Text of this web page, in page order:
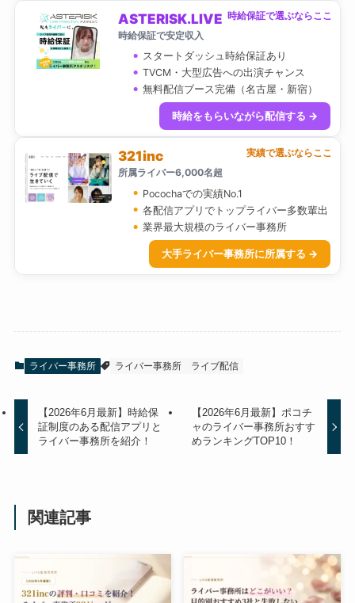
時給保証で選ぶならここ
ASTERISK.LIVE
時給保証で安定収入
スタートダッシュ時給保証あり
TVCM・大型広告への出演チャンス
無料配信ブース完備（名古屋・新宿）
時給をもらいながら配信する →
実績で選ぶならここ
321inc
所属ライバー6,000名超
Pocochaでの実績No.1
各配信アプリでトップライバー多数輩出
業界最大規模のライバー事務所
大手ライバー事務所に所属する →
ライバー事務所 ライバー事務所 ライブ配信
【2026年6月最新】時給保
証制度のある配信アプリと
ライバー事務所を紹介！
【2026年6月最新】ポコチ
ャのライバー事務所おすす
めランキングTOP10！
関連記事